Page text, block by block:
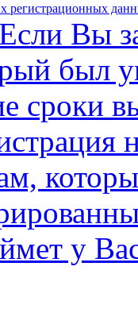
регистрационных
Если Вы
был
сроки
у